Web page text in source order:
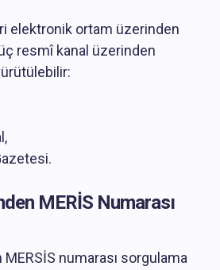
elektronik ortam üzerinden
resmî kanal üzerinden
MERİS Numarası
numarası sorgulama